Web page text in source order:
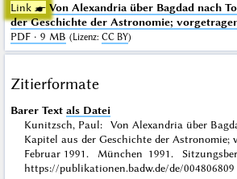
Link ☛ Von Alexandria über Bagdad nach
der Geschichte der Astronomie;
PDF · 9 MB (Lizenz: CC BY)
Zitierformate
Barer Text als Datei
Kunitzsch, Paul: Von Alexandria über
Kapitel aus der Geschichte der Astronomie;
Februar 1991. München 1991.
https://publikationen.badw.de/de/004806809